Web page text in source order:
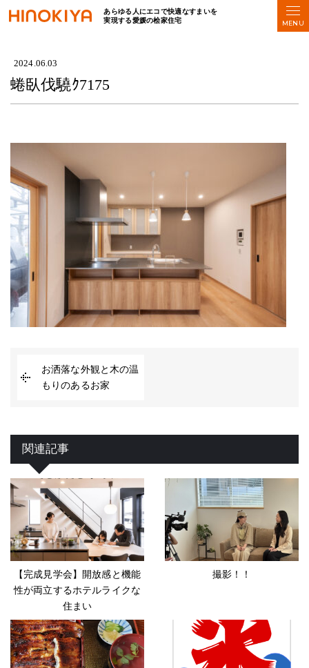
あらゆる人にエコで快適なすまいを
実現する愛媛の桧家住宅
蜷臥伐驍ｸ7175
2024.06.03
蜷臥伐驍ｸ7175
お洒落な外観と木の温
もりのあるお家
関連記事
【完成見学会】開放感と機能
性が両立するホテルライクな
住まい
撮影！！